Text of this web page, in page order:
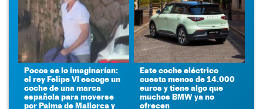
Pocos se lo imaginarían:
el rey Felipe VI escoge un
coche de una marca
española para moverse
por Palma de Mallorca y
Este coche eléctrico
cuesta menos de 14.000
euros y tiene algo que
muchos BMW ya no
ofrecen